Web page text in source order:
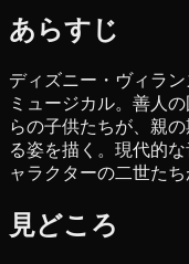
あらすじ
ディズニー・ヴィラ
ミュージカル。善人
らの子供たちが、親
る姿を描く。現代的
ャラクターの二世たち
見どころ